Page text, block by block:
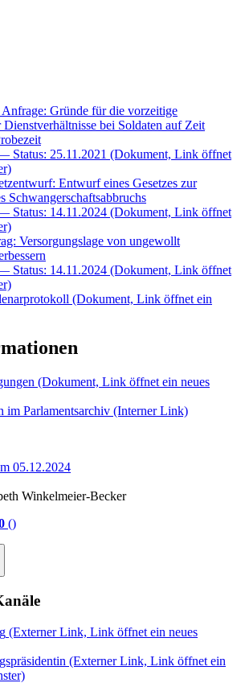
Gründe für die vorzeitige
bei Soldaten auf Zeit
Status: 25.11.2021 (Dokument, Link öffnet
Entwurf eines Gesetzes zur
Schwangerschaftsabbruchs
Status: 14.11.2024 (Dokument, Link öffnet
Versorgungslage von ungewollt
Status: 14.11.2024 (Dokument, Link öffnet
(Dokument, Link öffnet ein
(Dokument, Link öffnet ein neues
im Parlamentsarchiv (Interner Link)
05.12.2024
Winkelmeier-Becker
()
(Externer Link, Link öffnet ein neues
(Externer Link, Link öffnet ein